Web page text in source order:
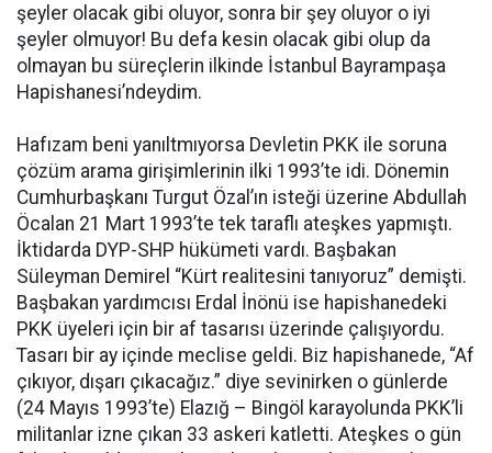
şeyler olacak gibi oluyor, sonra bir şey oluyor o iyi
şeyler olmuyor! Bu defa kesin olacak gibi olup da
olmayan bu süreçlerin ilkinde İstanbul Bayrampaşa
Hapishanesi’ndeydim.
Hafızam beni yanıltmıyorsa Devletin PKK ile soruna
çözüm arama girişimlerinin ilki 1993’te idi. Dönemin
Cumhurbaşkanı Turgut Özal’ın isteği üzerine Abdullah
Öcalan 21 Mart 1993’te tek taraflı ateşkes yapmıştı.
İktidarda DYP-SHP hükümeti vardı. Başbakan
Süleyman Demirel “Kürt realitesini tanıyoruz” demişti.
Başbakan yardımcısı Erdal İnönü ise hapishanedeki
PKK üyeleri için bir af tasarısı üzerinde çalışıyordu.
Tasarı bir ay içinde meclise geldi. Biz hapishanede, “Af
çıkıyor, dışarı çıkacağız.” diye sevinirken o günlerde
(24 Mayıs 1993’te) Elazığ – Bingöl karayolunda PKK’li
militanlar izne çıkan 33 askeri katletti. Ateşkes o gün